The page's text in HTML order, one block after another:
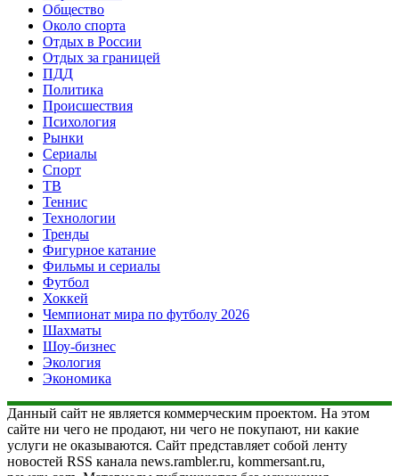
Общество
Около спорта
Отдых в России
Отдых за границей
ПДД
Политика
Происшествия
Психология
Рынки
Сериалы
Спорт
ТВ
Теннис
Технологии
Тренды
Фигурное катание
Фильмы и сериалы
Футбол
Хоккей
Чемпионат мира по футболу 2026
Шахматы
Шоу-бизнес
Экология
Экономика
Данный сайт не является коммерческим проектом. На этом
сайте ни чего не продают, ни чего не покупают, ни какие
услуги не оказываются. Сайт представляет собой ленту
новостей RSS канала news.rambler.ru, kommersant.ru,